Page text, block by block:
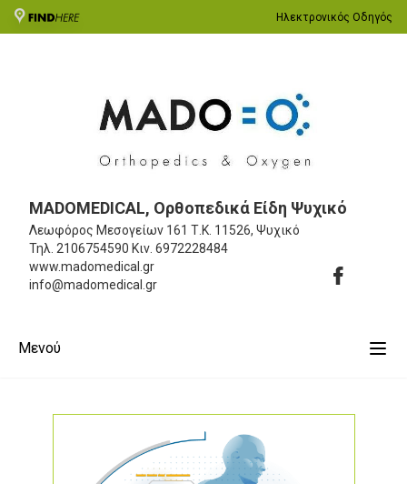
Ηλεκτρονικός Οδηγός
MADOMEDICAL, Ορθοπεδικά Είδη Ψυχικό
Λεωφόρος Μεσογείων 161 Τ.Κ. 11526, Ψυχικό
Τηλ. 2106754590 Κιν. 6972228484
www.madomedical.gr
info@madomedical.gr
Μενού